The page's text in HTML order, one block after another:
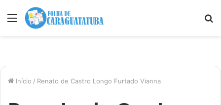
Menu
Início / Renato de Castro Longo Furtado Vianna